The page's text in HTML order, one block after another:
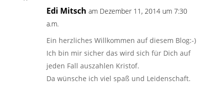
Edi Mitsch am Dezember 11, 2014 um 7:30
a.m.
Ein herzliches Willkommen auf diesem Blog:-)
Ich bin mir sicher das wird sich für Dich auf
jeden Fall auszahlen Kristof.
Da wünsche ich viel spaß und Leidenschaft.